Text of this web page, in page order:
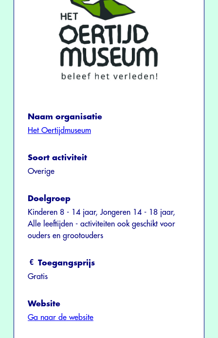
Naam organisatie
Het Oertijdmuseum
Soort activiteit
Overige
Doelgroep
Kinderen 8 - 14 jaar, Jongeren 14 - 18 jaar,
Alle leeftijden - activiteiten ook geschikt voor
ouders en grootouders
Toegangsprijs
Gratis
Website
Ga naar de website